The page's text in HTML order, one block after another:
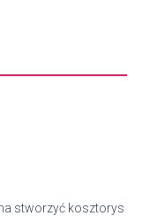
stworzyć kosztorys